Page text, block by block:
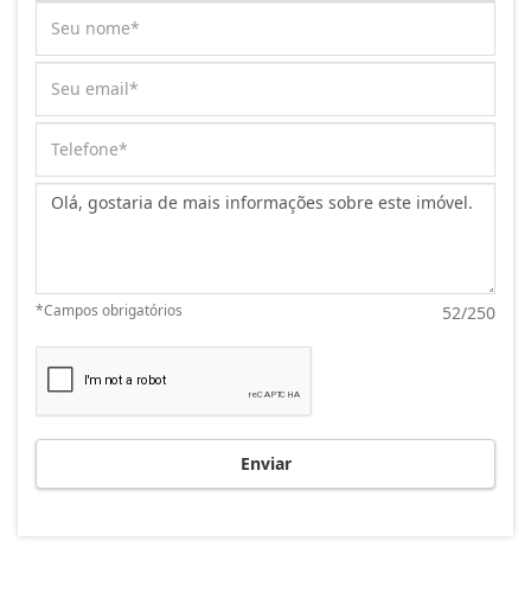
Mensagem:
52/250
*Campos obrigatórios
Enviar